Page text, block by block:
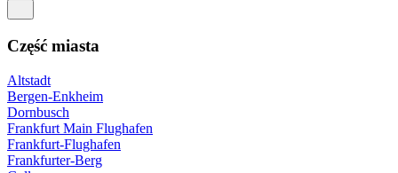
Część miasta
Altstadt
Bergen-Enkheim
Dornbusch
Frankfurt Main Flughafen
Frankfurt-Flughafen
Frankfurter-Berg